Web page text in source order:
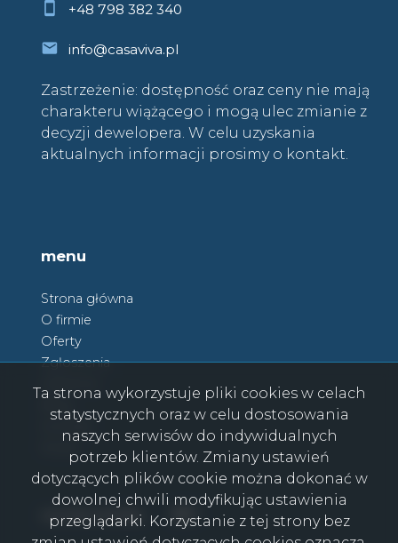
+48 798 382 340
info@casaviva.pl
Zastrzeżenie: dostępność oraz ceny nie mają
charakteru wiążącego i mogą ulec zmianie z
decyzji dewelopera. W celu uzyskania
aktualnych informacji prosimy o kontakt.
menu
Strona główna
O firmie
Oferty
Zgłoszenia
Kontakt
social media Facebook
Facebook
Ta strona wykorzystuje pliki cookies w celach
statystycznych oraz w celu dostosowania
naszych serwisów do indywidualnych
potrzeb klientów. Zmiany ustawień
dotyczących plików cookie można dokonać w
dowolnej chwili modyfikując ustawienia
przeglądarki. Korzystanie z tej strony bez